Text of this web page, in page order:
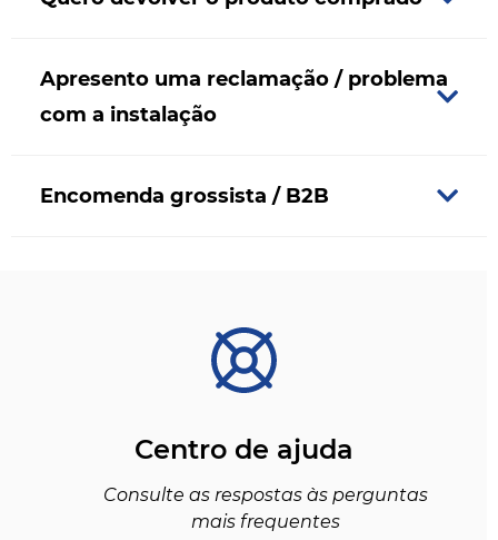
Apresento uma reclamação / problema
com a instalação
Encomenda grossista / B2B
Centro de ajuda
Consulte as respostas às perguntas
mais frequentes